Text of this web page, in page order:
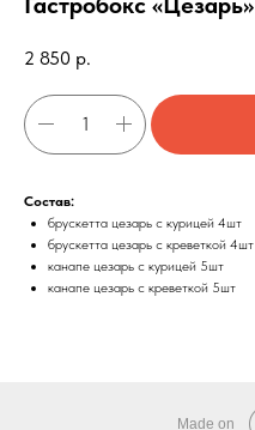
2 850 р.
Состав:
брускетта цезарь с курицей 4шт
брускетта цезарь с креветкой 4шт
канапе цезарь с курицей 5шт
канапе цезарь с креветкой 5шт
Made on